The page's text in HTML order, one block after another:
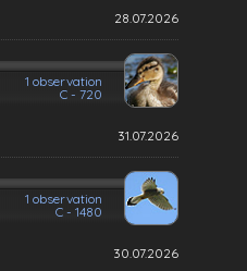
28.07.2026
1 observation
C - 720
31.07.2026
1 observation
C - 1480
30.07.2026